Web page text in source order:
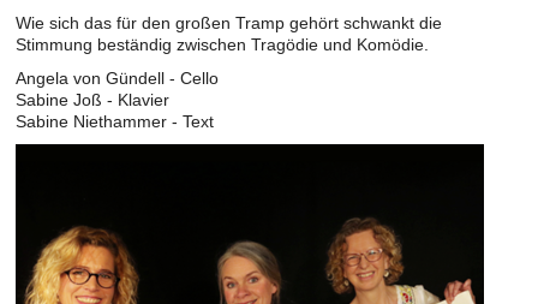
Wie sich das für den großen Tramp gehört schwankt die
Stimmung beständig zwischen Tragödie und Komödie.
Angela von Gündell - Cello
Sabine Joß - Klavier
Sabine Niethammer - Text